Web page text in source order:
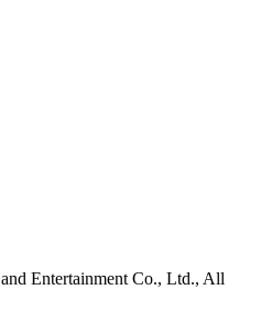
Entertainment Co., Ltd., All